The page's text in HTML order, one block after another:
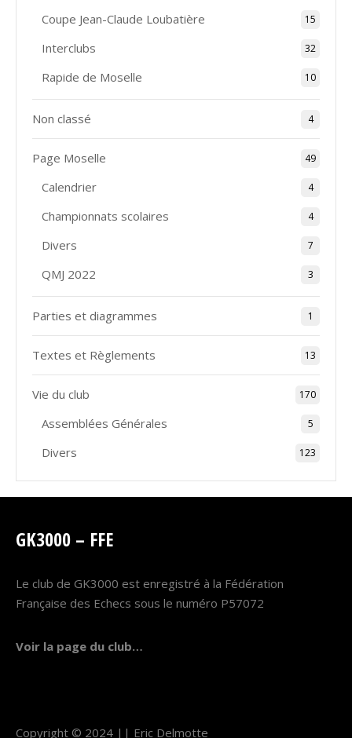
Coupe Jean-Claude Loubatière 15
Interclubs 32
Rapide de Moselle 10
Non classé 4
Page Moselle 49
Calendrier 4
Championnats scolaires 4
Divers 7
QMJ 2022 3
Parties et diagrammes 1
Textes et Règlements 13
Vie du club 170
Assemblées Générales 5
Divers 123
GK3000 – FFE
Le club de GK3000 est enregistré à la Fédération
Française des Echecs sous le numéro P57072
Voir la page du club…
Copyright © 2024 || Eric Delmotte